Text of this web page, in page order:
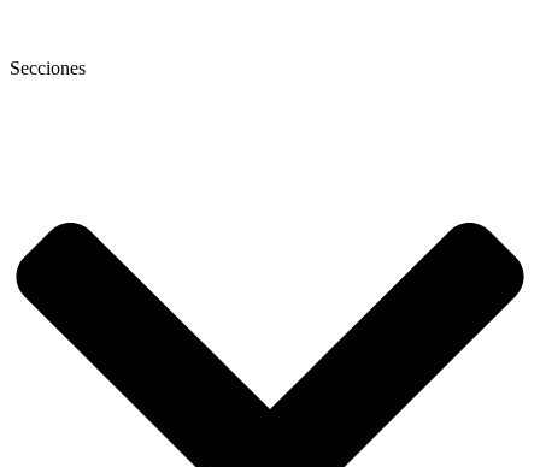
Secciones